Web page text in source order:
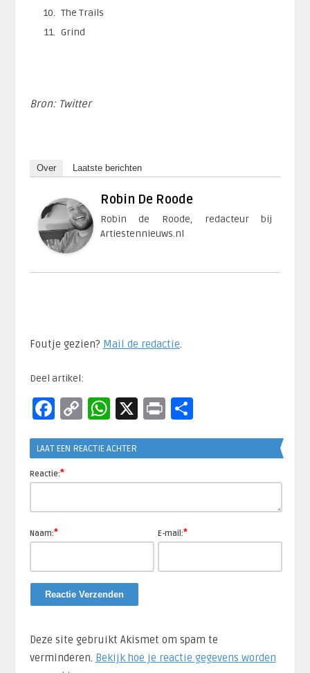
The Trails
Grind
Bron: Twitter
Over Laatste berichten
Robin De Roode
Robin de Roode, redacteur bij
Artiestennieuws.nl
Foutje gezien? Mail de redactie.​
Deel artikel:
Facebook
CopyWhatsApp
X PrintDelen
LAAT EEN REACTIE ACHTER
Reactie:*
Naam:* E-mail:*
Deze site gebruikt Akismet om spam te
verminderen. Bekijk hoe je reactie gegevens worden